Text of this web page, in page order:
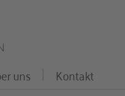
uns Kontakt